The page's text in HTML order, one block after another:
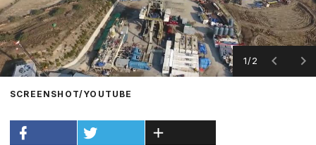
1/2
SCREENSHOT/YOUTUBE